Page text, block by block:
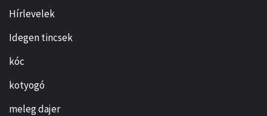
Hírlevelek
Idegen tincsek
kóc
kotyogó
meleg dajer